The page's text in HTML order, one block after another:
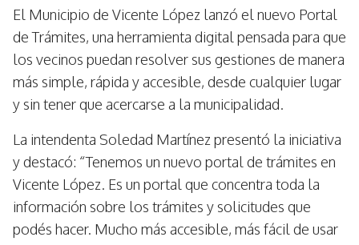
El Municipio de Vicente López lanzó el nuevo Portal
de Trámites, una herramienta digital pensada para que
los vecinos puedan resolver sus gestiones de manera
más simple, rápida y accesible, desde cualquier lugar
y sin tener que acercarse a la municipalidad.
La intendenta Soledad Martínez presentó la iniciativa
y destacó: “Tenemos un nuevo portal de trámites en
Vicente López. Es un portal que concentra toda la
información sobre los trámites y solicitudes que
podés hacer. Mucho más accesible, más fácil de usar